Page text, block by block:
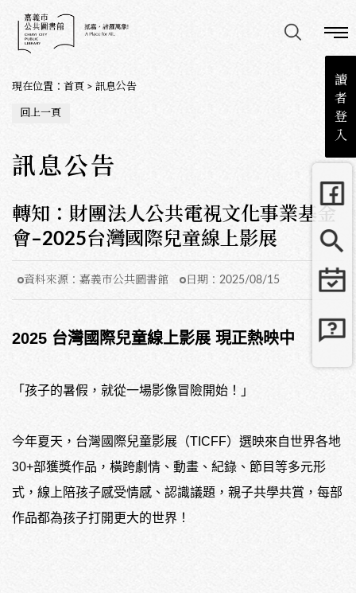
讀
者
登
入
現在位置 ： 首頁 > 訊息公告
回上一頁
訊息公告
轉知：財團法人公共電視文化事業基金
會–2025台灣國際兒童線上影展
資料來源： 嘉義市公共圖書館 日期： 2025/08/15
2025 台灣國際兒童線上影展 現正熱映中
「孩子的暑假，就從一場影像冒險開始！」
今年夏天，台灣國際兒童影展（TICFF）選映來自世界各地
30+部獲獎作品，橫跨劇情、動畫、紀錄、節目等多元形
式，線上陪孩子感受情感、認識議題，親子共學共賞，每部
作品都為孩子打開更大的世界！